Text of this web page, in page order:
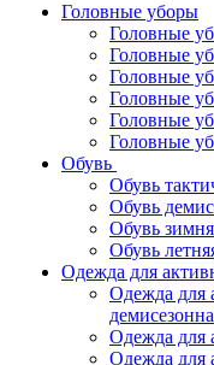
Головные уборы
Головные
Головные
Головные
Головные
Головные
Головные
Обувь
Обувь
Обувь
Обувь
Обувь
Одежда для
Одежда для
Одежда для
Одежда для